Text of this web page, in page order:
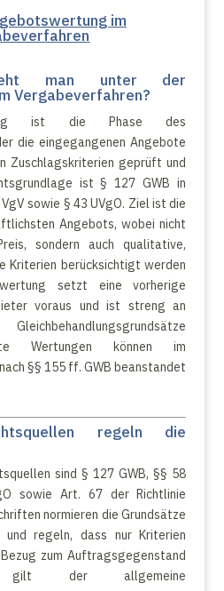
im
man unter der
Vergabeverfahren?
ist die Phase des
die eingegangenen Angebote
Zuschlagskriterien geprüft und
ist § 127 GWB in
sowie § 43 UVgO. Ziel ist die
Angebots, wobei nicht
sondern auch qualitative,
Kriterien berücksichtigt werden
setzt eine vorherige
voraus und ist streng an
Wertungen können im
§§ 155 ff. GWB beanstandet
regeln die
sind § 127 GWB, §§ 58
sowie Art. 67 der Richtlinie
normieren die Grundsätze
und regeln, dass nur Kriterien
zum Auftragsgegenstand
gilt der allgemeine